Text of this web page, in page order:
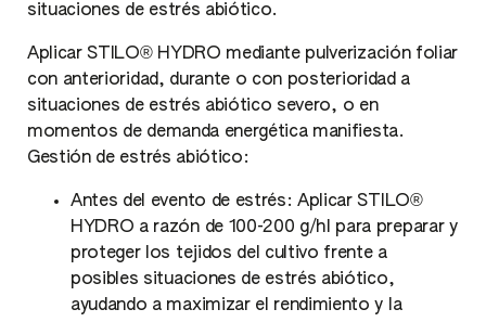
situaciones de estrés abiótico.
Aplicar STILO® HYDRO mediante pulverización foliar
con anterioridad, durante o con posterioridad a
situaciones de estrés abiótico severo, o en
momentos de demanda energética manifiesta.
Gestión de estrés abiótico:
Antes del evento de estrés: Aplicar STILO®
HYDRO a razón de 100-200 g/hl para preparar y
proteger los tejidos del cultivo frente a
posibles situaciones de estrés abiótico,
ayudando a maximizar el rendimiento y la